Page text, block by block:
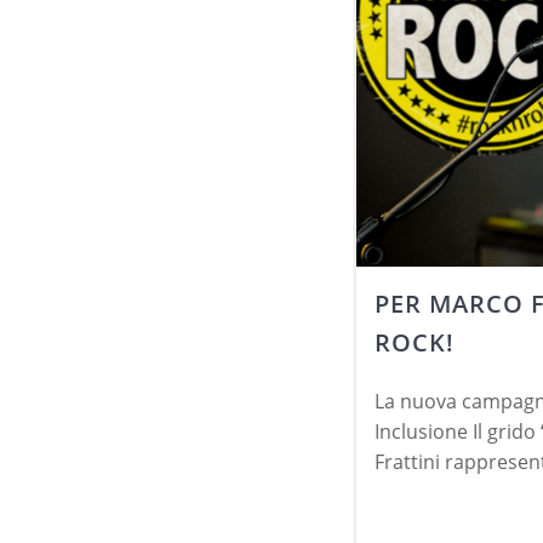
PER MARCO
ROCK!
La nuova
Inclusione Il grido
Frattini